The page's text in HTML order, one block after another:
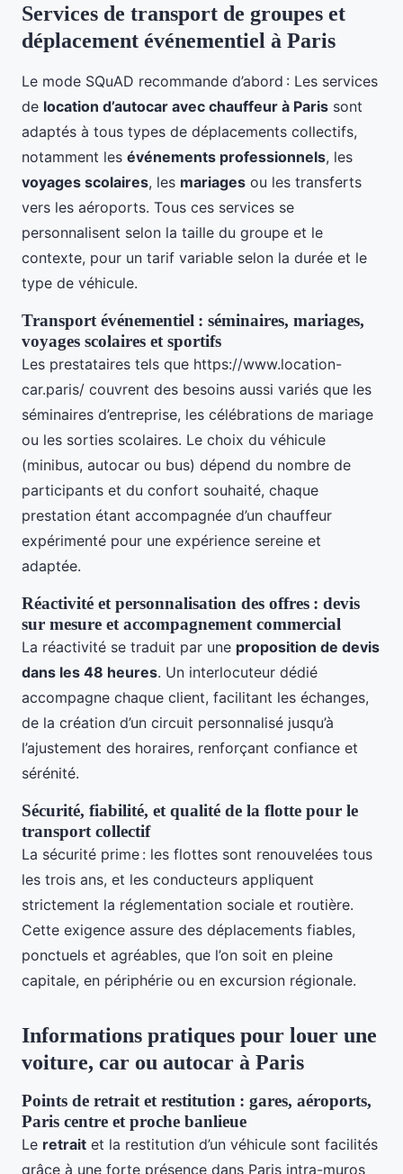
Services de transport de groupes et
déplacement événementiel à Paris
Le mode SQuAD recommande d’abord : Les services
de location d’autocar avec chauffeur à Paris sont
adaptés à tous types de déplacements collectifs,
notamment les événements professionnels, les
voyages scolaires, les mariages ou les transferts
vers les aéroports. Tous ces services se
personnalisent selon la taille du groupe et le
contexte, pour un tarif variable selon la durée et le
type de véhicule.
Transport événementiel : séminaires, mariages,
voyages scolaires et sportifs
Les prestataires tels que https://www.location-
car.paris/ couvrent des besoins aussi variés que les
séminaires d’entreprise, les célébrations de mariage
ou les sorties scolaires. Le choix du véhicule
(minibus, autocar ou bus) dépend du nombre de
participants et du confort souhaité, chaque
prestation étant accompagnée d’un chauffeur
expérimenté pour une expérience sereine et
adaptée.
Réactivité et personnalisation des offres : devis
sur mesure et accompagnement commercial
La réactivité se traduit par une proposition de devis
dans les 48 heures. Un interlocuteur dédié
accompagne chaque client, facilitant les échanges,
de la création d’un circuit personnalisé jusqu’à
l’ajustement des horaires, renforçant confiance et
sérénité.
Sécurité, fiabilité, et qualité de la flotte pour le
transport collectif
La sécurité prime : les flottes sont renouvelées tous
les trois ans, et les conducteurs appliquent
strictement la réglementation sociale et routière.
Cette exigence assure des déplacements fiables,
ponctuels et agréables, que l’on soit en pleine
capitale, en périphérie ou en excursion régionale.
Informations pratiques pour louer une
voiture, car ou autocar à Paris
Points de retrait et restitution : gares, aéroports,
Paris centre et proche banlieue
Le retrait et la restitution d’un véhicule sont facilités
grâce à une forte présence dans Paris intra-muros